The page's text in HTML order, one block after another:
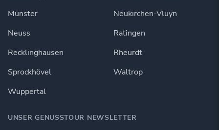
Münster
Neukirchen-Vluyn
Neuss
Ratingen
Recklinghausen
Rheurdt
Sprockhövel
Waltrop
Wuppertal
UNSER GENUSSTOUR NEWSLETTER